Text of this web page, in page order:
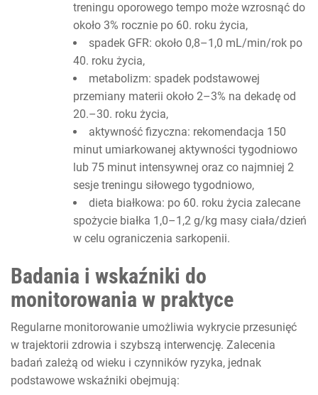
treningu oporowego tempo może wzrosnąć do
około 3% rocznie po 60. roku życia,
spadek GFR: około 0,8–1,0 mL/min/rok po
40. roku życia,
metabolizm: spadek podstawowej
przemiany materii około 2–3% na dekadę od
20.–30. roku życia,
aktywność fizyczna: rekomendacja 150
minut umiarkowanej aktywności tygodniowo
lub 75 minut intensywnej oraz co najmniej 2
sesje treningu siłowego tygodniowo,
dieta białkowa: po 60. roku życia zalecane
spożycie białka 1,0–1,2 g/kg masy ciała/dzień
w celu ograniczenia sarkopenii.
Badania i wskaźniki do
monitorowania w praktyce
Regularne monitorowanie umożliwia wykrycie przesunięć
w trajektorii zdrowia i szybszą interwencję. Zalecenia
badań zależą od wieku i czynników ryzyka, jednak
podstawowe wskaźniki obejmują: